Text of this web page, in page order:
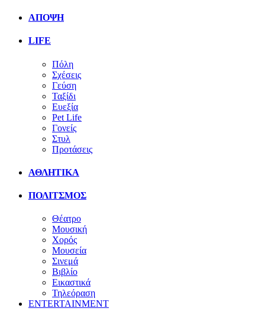
ΑΠΟΨΗ
LIFE
Πόλη
Σχέσεις
Γεύση
Ταξίδι
Ευεξία
Pet Life
Γονείς
Στυλ
Προτάσεις
ΑΘΛΗΤΙΚΑ
ΠΟΛΙΤΣΜΟΣ
Θέατρο
Μουσική
Χορός
Μουσεία
Σινεμά
Βιβλίο
Εικαστικά
Τηλεόραση
ENTERTAINMENT